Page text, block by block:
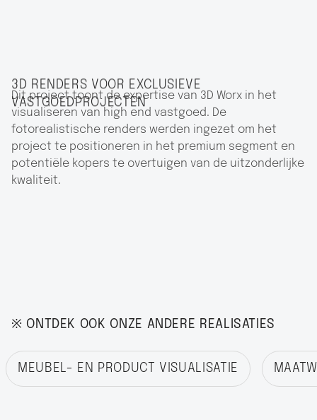
3D RENDERS VOOR EXCLUSIEVE
VASTGOEDPROJECTEN
Dit project toont de expertise van 3D Worx in het
visualiseren van high end vastgoed. De
fotorealistische renders werden ingezet om het
project te positioneren in het premium segment en
potentiële kopers te overtuigen van de uitzonderlijke
kwaliteit.
※ ONTDEK OOK ONZE ANDERE REALISATIES
MEUBEL- EN PRODUCT VISUALISATIE